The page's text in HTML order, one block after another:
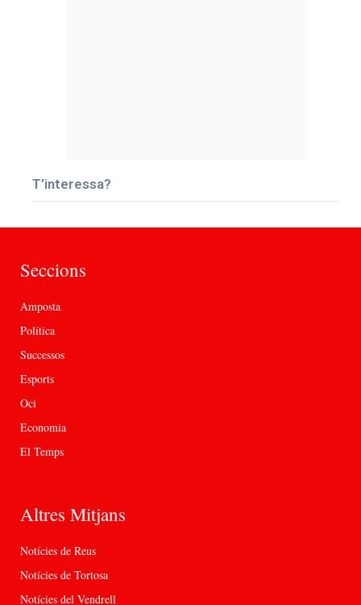
T’interessa?
Seccions
Amposta
Política
Successos
Esports
Oci
Economia
El Temps
Altres Mitjans
Notícies de Reus
Notícies de Tortosa
Notícies del Vendrell